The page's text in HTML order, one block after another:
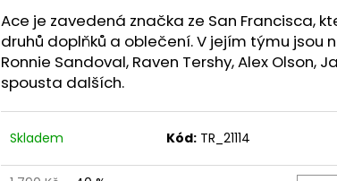
Ace je zavedená značka ze San Francisca,
druhů doplňků a oblečení. V jejím týmu jsou
Ronnie Sandoval, Raven Tershy, Alex Olson,
spousta dalších.
Skladem Kód: TR_21114